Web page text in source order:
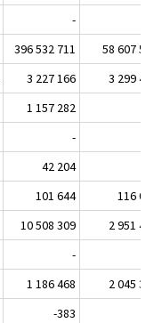
-
396 532 711
58 607 556
3 227 166
3 299 450
1 157 282
-
42 204
101 644
116 081
10 508 309
2 951 451
-
1 186 468
2 045 350
-383